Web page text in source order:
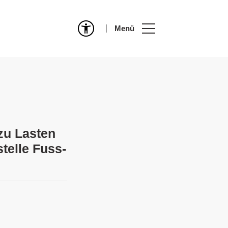
Menü
Lasten
Fuss-